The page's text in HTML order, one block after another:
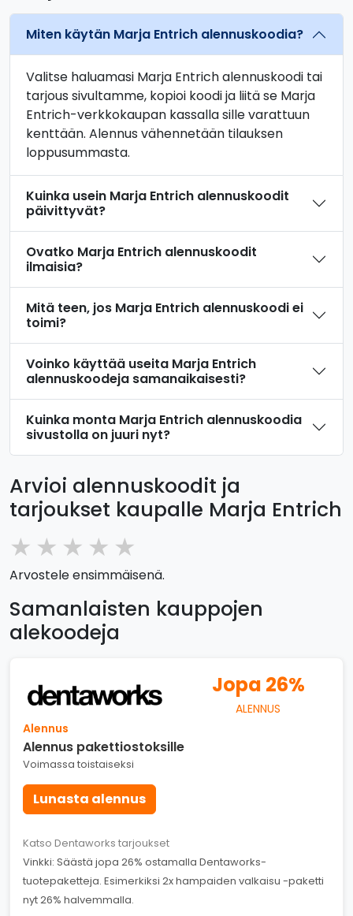
Miten käytän Marja Entrich alennuskoodia?
Valitse haluamasi Marja Entrich alennuskoodi tai
tarjous sivultamme, kopioi koodi ja liitä se Marja
Entrich-verkkokaupan kassalla sille varattuun
kenttään. Alennus vähennetään tilauksen
loppusummasta.
Kuinka usein Marja Entrich alennuskoodit
päivittyvät?
Ovatko Marja Entrich alennuskoodit
ilmaisia?
Mitä teen, jos Marja Entrich alennuskoodi ei
toimi?
Voinko käyttää useita Marja Entrich
alennuskoodeja samanaikaisesti?
Kuinka monta Marja Entrich alennuskoodia
sivustolla on juuri nyt?
Arvioi alennuskoodit ja
tarjoukset kaupalle Marja Entrich
★ ★ ★ ★ ★
Arvostele ensimmäisenä.
Samanlaisten kauppojen
alekoodeja
Jopa 26%
ALENNUS
Alennus
Alennus pakettiostoksille
Voimassa toistaiseksi
Lunasta alennus
Katso Dentaworks tarjoukset
Vinkki: Säästä jopa 26% ostamalla Dentaworks-
tuotepaketteja. Esimerkiksi 2x hampaiden valkaisu -paketti
nyt 26% halvemmalla.